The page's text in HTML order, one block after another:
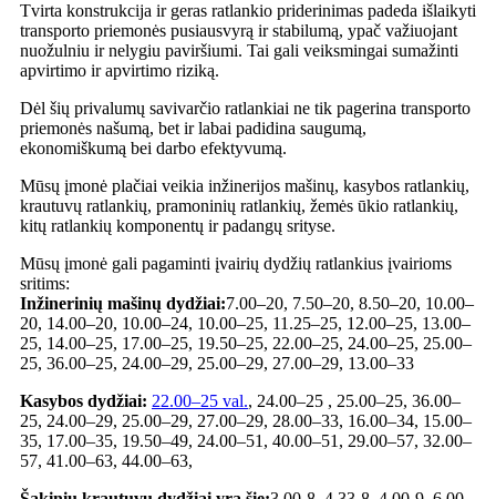
Tvirta konstrukcija ir geras ratlankio priderinimas padeda išlaikyti
transporto priemonės pusiausvyrą ir stabilumą, ypač važiuojant
nuožulniu ir nelygiu paviršiumi. Tai gali veiksmingai sumažinti
apvirtimo ir apvirtimo riziką.
Dėl šių privalumų savivarčio ratlankiai ne tik pagerina transporto
priemonės našumą, bet ir labai padidina saugumą,
ekonomiškumą bei darbo efektyvumą.
Mūsų įmonė plačiai veikia inžinerijos mašinų, kasybos ratlankių,
krautuvų ratlankių, pramoninių ratlankių, žemės ūkio ratlankių,
kitų ratlankių komponentų ir padangų srityse.
Mūsų įmonė gali pagaminti įvairių dydžių ratlankius įvairioms
sritims:
Inžinerinių mašinų dydžiai:7.00–20, 7.50–20, 8.50–20, 10.00–
20, 14.00–20, 10.00–24, 10.00–25, 11.25–25, 12.00–25, 13.00–
25, 14.00–25, 17.00–25, 19.50–25, 22.00–25, 24.00–25, 25.00–
25, 36.00–25, 24.00–29, 25.00–29, 27.00–29, 13.00–33
Kasybos dydžiai: 22.00–25 val., 24.00–25 , 25.00–25, 36.00–
25, 24.00–29, 25.00–29, 27.00–29, 28.00–33, 16.00–34, 15.00–
35, 17.00–35, 19.50–49, 24.00–51, 40.00–51, 29.00–57, 32.00–
57, 41.00–63, 44.00–63,